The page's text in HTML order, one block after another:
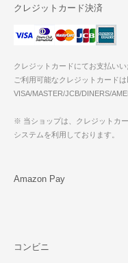
クレジットカード決済
クレジットカードにてお支払いい
ご利用可能なクレジットカードは
VISA/MASTER/JCB/DINERS/
※ 当ショップは、クレジットカ
システムを利用しております。
Amazon Pay
コンビニ